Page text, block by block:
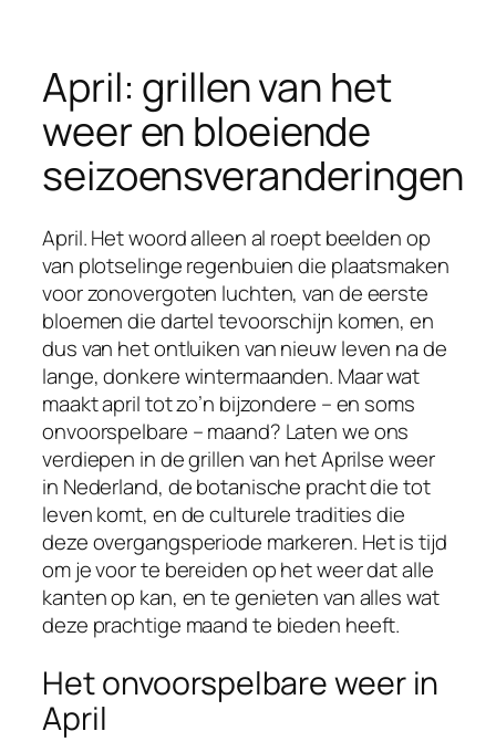
April: grillen van het
weer en bloeiende
seizoensveranderingen
April. Het woord alleen al roept beelden op
van plotselinge regenbuien die plaatsmaken
voor zonovergoten luchten, van de eerste
bloemen die dartel tevoorschijn komen, en
dus van het ontluiken van nieuw leven na de
lange, donkere wintermaanden. Maar wat
maakt april tot zo’n bijzondere – en soms
onvoorspelbare – maand? Laten we ons
verdiepen in de grillen van het Aprilse weer
in Nederland, de botanische pracht die tot
leven komt, en de culturele tradities die
deze overgangsperiode markeren. Het is tijd
om je voor te bereiden op het weer dat alle
kanten op kan, en te genieten van alles wat
deze prachtige maand te bieden heeft.
Het onvoorspelbare weer in
April